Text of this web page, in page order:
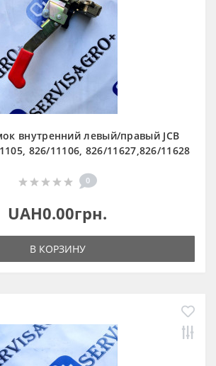
внутренний левый/правый JCB
826/11106, 826/11627,826/11628
0
UAH0.00грн.
В КОРЗИНУ